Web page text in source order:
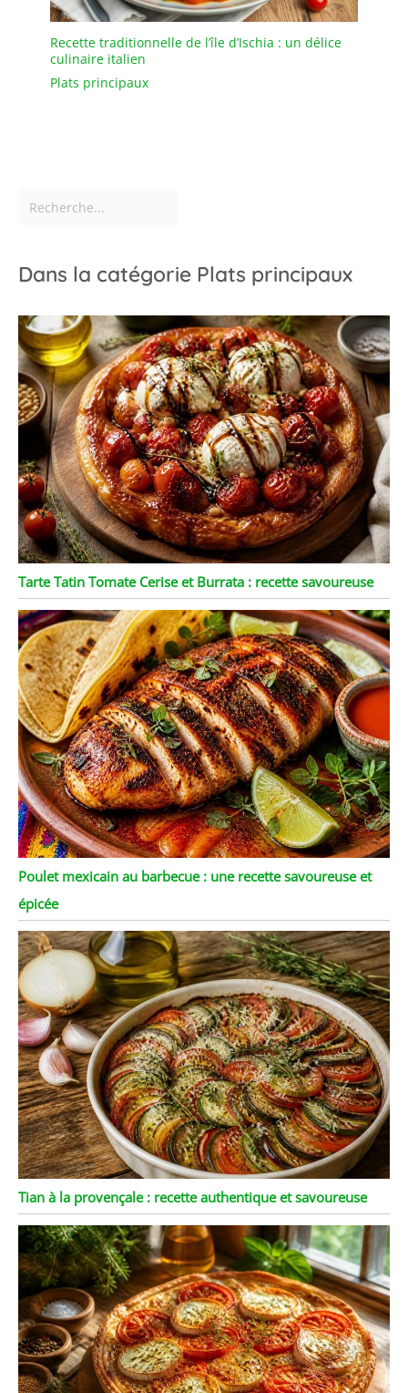
une éponge douce. Les
incluses facilitent la
Recette traditionnelle de l’île d’Ischia : un délice
culinaire italien
Plats principaux
Dans la catégorie Plats principaux
Tarte Tatin Tomate Cerise et Burrata : recette savoureuse
Poulet mexicain au barbecue : une recette savoureuse et
épicée
Tian à la provençale : recette authentique et savoureuse